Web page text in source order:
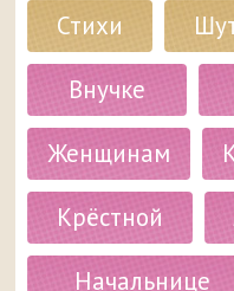
Стихи
Внучке
Женщинам
Крёстной
Начальнице